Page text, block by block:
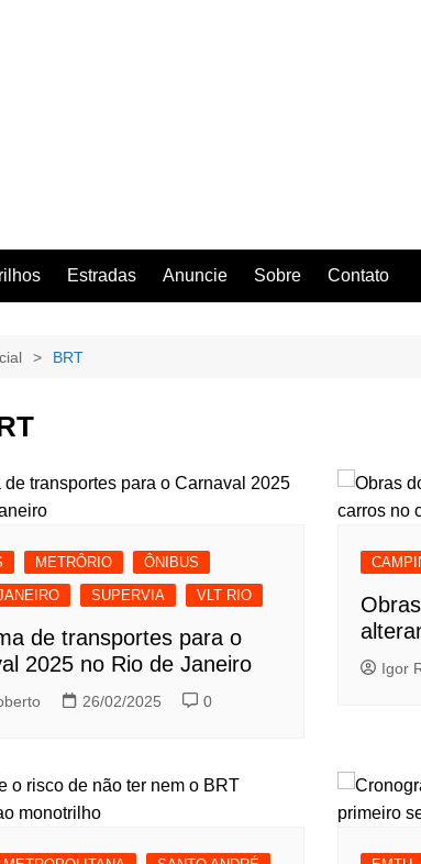
Estradas Anuncie Sobre Contato
BRT
METRÔRIO
ÔNIBUS
SUPERVIA VLT RIO
de transportes para o
2025 no Rio de Janeiro
26/02/2025 0
Igor